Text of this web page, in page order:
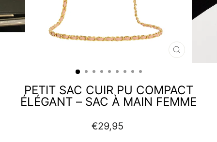
FERMER
(ESC)
PETIT SAC CUIR PU COMPACT
ÉLÉGANT – SAC À MAIN FEMME
Prix
régulier
€29,95